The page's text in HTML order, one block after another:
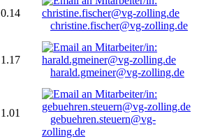
0.14
christine.fischer@vg-zolling.de
1.17
harald.gmeiner@vg-zolling.de
1.01
gebuehren.steuern@vg-
zolling.de